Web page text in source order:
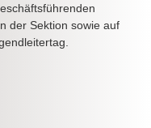
der Sektion sowie auf